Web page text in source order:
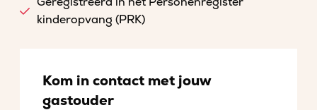
kinderopvang (PRK)
Kom in contact met jouw
gastouder